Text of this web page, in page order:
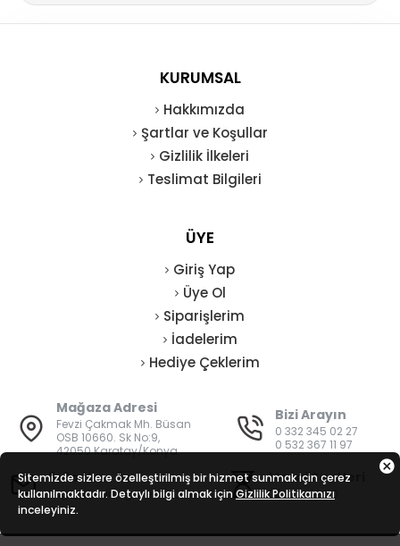
KURUMSAL
Hakkımızda
Şartlar ve Koşullar
Gizlilik İlkeleri
Teslimat Bilgileri
ÜYE
Giriş Yap
Üye Ol
Siparişlerim
İadelerim
Hediye Çeklerim
Mağaza Adresi
Fevzi Çakmak Mh. Büsan
OSB 10660. Sk No:9,
42050 Karatay/Konya
Bizi Arayın
0 332 345 02 27
0 532 367 11 97
E-Posta
bilgi@vatanisguvenligi.com
Mesai Saatleri
08:00 - 19:00
Sitemizde sizlere özelleştirilmiş bir hizmet sunmak için çerez
kullanılmaktadır. Detaylı bilgi almak için Gizlilik Politikamızı
inceleyiniz.